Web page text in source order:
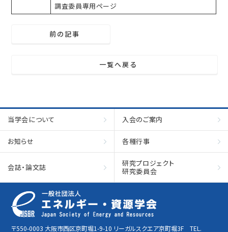
調査委員専用ページ
前の記事
一覧へ戻る
当学会について 入会のご案内
お知らせ 各種行事
会誌・論文誌
研究プロジェクト
研究委員会
〒550-0003 大阪市西区京町堀1-9-10 リーガルスクエア京町堀3F TEL.